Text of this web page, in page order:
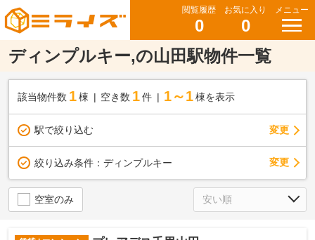
閲覧履歴
0
お気に入り
0
メニュー
ディンプルキー,の山田駅物件一覧
該当物件数 1棟 空き数 1 件 1～1 棟を表示
駅で絞り込む 変更
絞り込み条件： ディンプルキー 変更
空室のみ